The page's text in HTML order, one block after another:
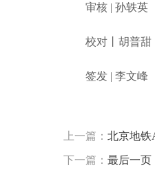
审核 | 孙轶英
校对丨胡普甜
签发 | 李文峰
上一篇： 北京地铁
下一篇： 最后一页